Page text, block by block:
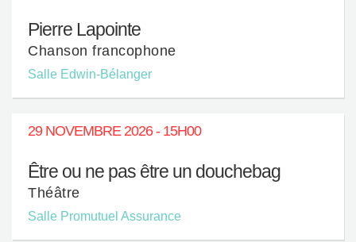
Pierre Lapointe
Chanson francophone
Salle Edwin-Bélanger
29 NOVEMBRE 2026 - 15H00
Être ou ne pas être un douchebag
Théâtre
Salle Promutuel Assurance